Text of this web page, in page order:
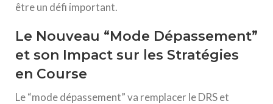
être un défi important.
Le Nouveau “Mode Dépassement”
et son Impact sur les Stratégies
en Course
Le “mode dépassement” va remplacer le DRS et